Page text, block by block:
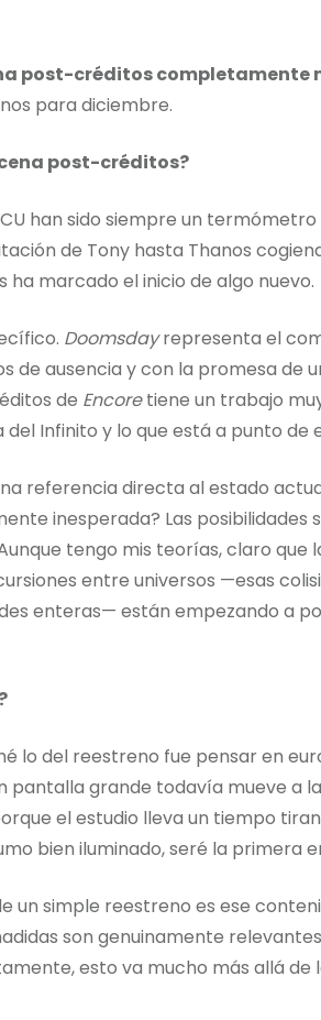
post-créditos completamente
para diciembre.
post-créditos?
han sido siempre un termómetro
de Tony hasta Thanos
ha marcado el inicio de algo nuevo.
Doomsdayrepresenta el
de ausencia y con la promesa de
de Encoretiene un trabajo
Infinito y lo que está a punto de
referencia directa al estado
inesperada? Las posibilidades
tengo mis teorías, claro que
entre universos —esas
enteras— están empezando a
lo del reestreno fue pensar en
pantalla grande todavía mueve a
el estudio lleva un tiempo
bien iluminado, seré la primera
un simple reestreno es ese
son genuinamente
esto va mucho más allá de